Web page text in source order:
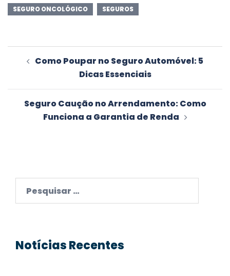
SEGURO ONCOLÓGICO SEGUROS
Como Poupar no Seguro Automóvel: 5
Dicas Essenciais
Seguro Caução no Arrendamento: Como
Funciona a Garantia de Renda
por:
Notícias Recentes